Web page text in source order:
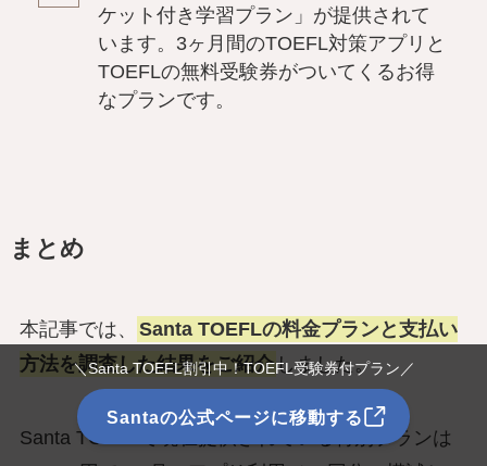
ケット付き学習プラン」が提供されて
います。3ヶ月間のTOEFL対策アプリと
TOEFLの無料受験券がついてくるお得
なプランです。
まとめ
本記事では、
Santa TOEFLの料金プランと支払い
方法を調査した結果をご紹介しました。
Santa TOEFLで現在提供されている特別プランは
＼Santa TOEFL割引中！TOEFL受験券付プラン／
Santaの公式ページに移動する